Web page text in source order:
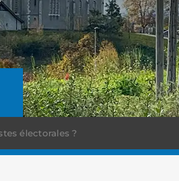
électorales ?